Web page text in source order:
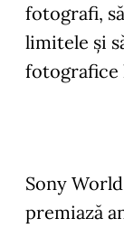
fotografi,
limitele și
fotografice
Sony
premiază